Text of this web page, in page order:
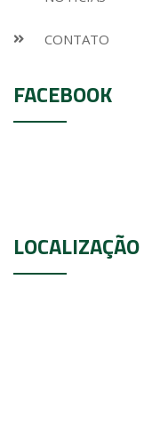
CONTATO
FACEBOOK
LOCALIZAÇÃO